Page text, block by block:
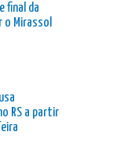
final da
o Mirassol
RS a partir